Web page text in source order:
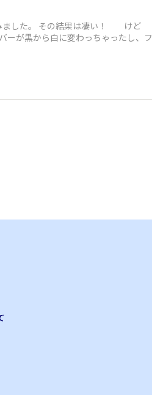
みました。 その結果は凄い！ け
ーが黒から白に変わっちゃったし、